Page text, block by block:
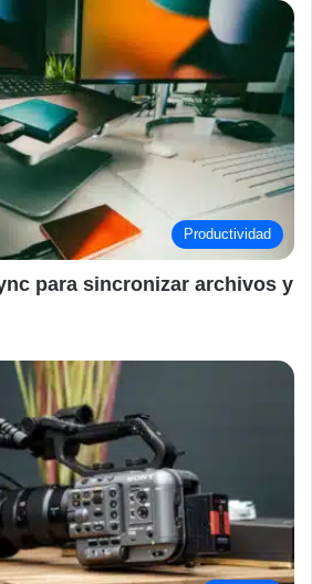
Productividad
para sincronizar archivos y